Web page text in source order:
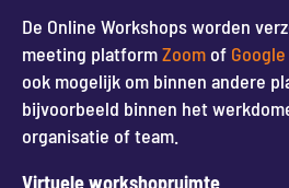
De Online Workshops worden
meeting platformZoomof
ook mogelijk om binnen andere
bijvoorbeeld binnen het
organisatie of team.
Virtuele workshopruimte